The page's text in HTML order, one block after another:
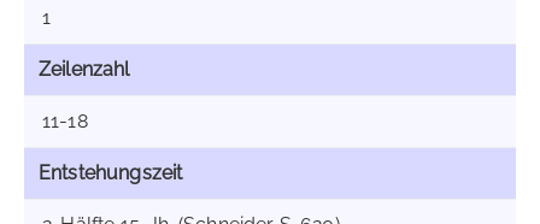
1
Zeilenzahl
11-18
Entstehungszeit